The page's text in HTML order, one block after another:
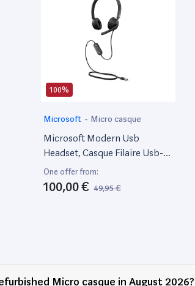
100%
Microsoft - Micro casque
Microsoft Modern Usb
Headset, Casque Filaire Usb-A,
Noir Mat 6Id-00013
One offer from:
100,00 € 49,95 €
Micro casque in August 2026?